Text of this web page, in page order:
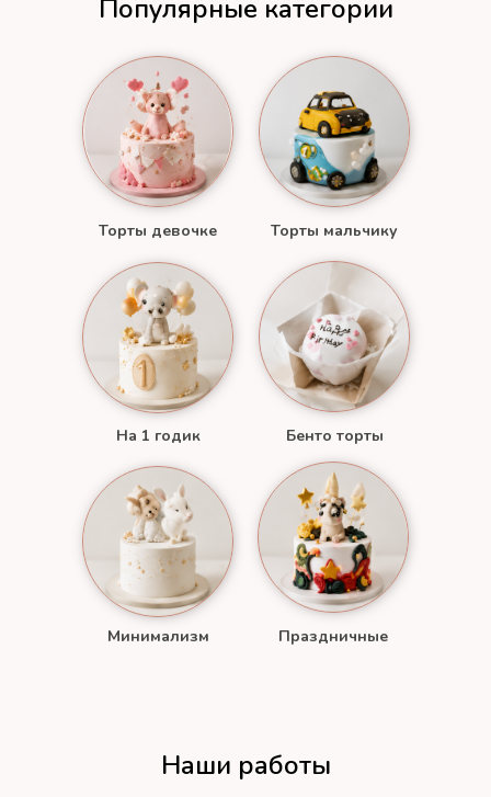
Популярные категории
Праздничные
Минимализм
Бенто торты
На 1 годик
Торты мальчику
Торты девочке
Наши работы